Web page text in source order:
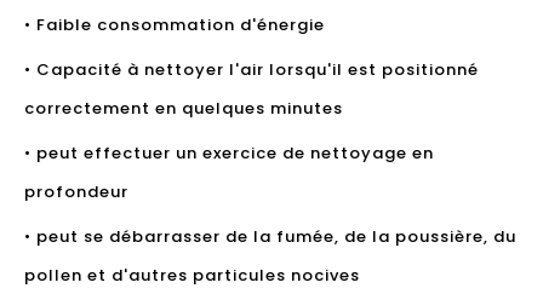
• Faible consommation d'énergie
• Capacité à nettoyer l'air lorsqu'il est positionné
correctement en quelques minutes
• peut effectuer un exercice de nettoyage en
profondeur
• peut se débarrasser de la fumée, de la poussière, du
pollen et d'autres particules nocives